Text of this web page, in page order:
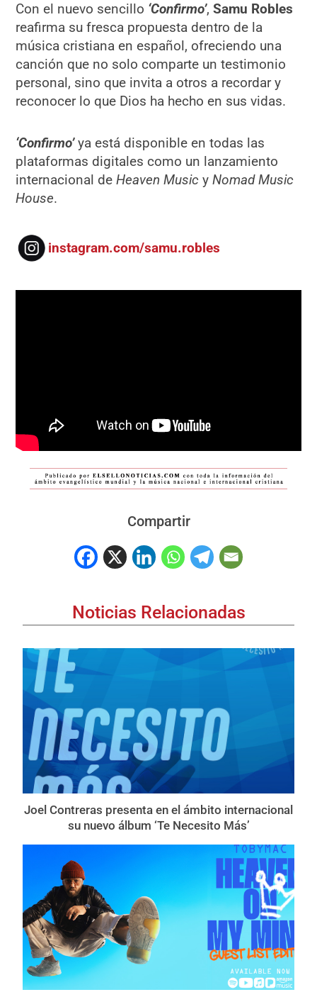
Con el nuevo sencillo ‘Confirmo’,Samu Robles
reafirma su fresca propuesta dentro de la
música cristiana en español, ofreciendo una
canción que no solo comparte un testimonio
personal, sino que invita a otros a recordar y
reconocer lo que Dios ha hecho en sus vidas.
‘Confirmo’ya está disponible en todas las
plataformas digitales como un lanzamiento
internacional deHeaven Music yNomad Music
House.
instagram.com/samu.robles
Compartir
Noticias Relacionadas
Joel Contreras presenta en el ámbito internacional
su nuevo álbum ‘Te Necesito Más’